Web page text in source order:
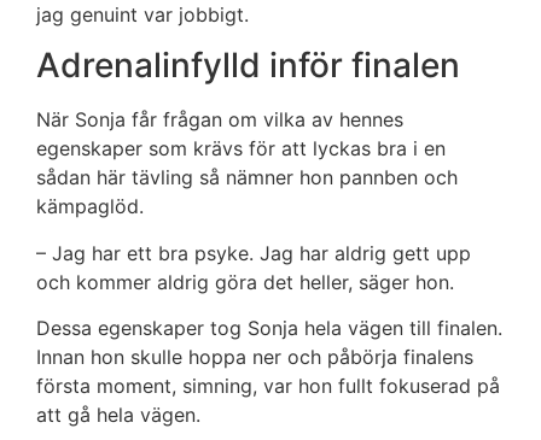
jag genuint var jobbigt.
Adrenalinfylld inför finalen
När Sonja får frågan om vilka av hennes
egenskaper som krävs för att lyckas bra i en
sådan här tävling så nämner hon pannben och
kämpaglöd.
– Jag har ett bra psyke. Jag har aldrig gett upp
och kommer aldrig göra det heller, säger hon.
Dessa egenskaper tog Sonja hela vägen till finalen.
Innan hon skulle hoppa ner och påbörja finalens
första moment, simning, var hon fullt fokuserad på
att gå hela vägen.